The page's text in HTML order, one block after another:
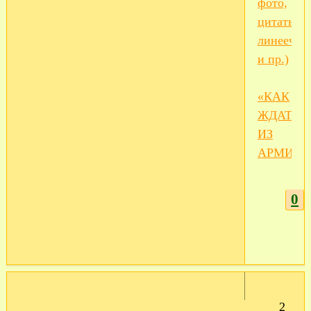
цитаты,
линеечки
и пр.)
«КАК
ЖДАТЬ
ИЗ
АРМИИ»
0
2